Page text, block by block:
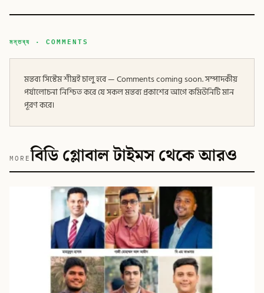
মন্তব্য · COMMENTS
মন্তব্য সিস্টেম শীঘ্রই চালু হবে — Comments coming soon. সম্পাদকীয়
পর্যালোচনা নিশ্চিত করে যে সকল মন্তব্য প্রকাশের আগে কমিউনিটি মান
পূরণ করে।
MOREবিডি গ্লোবাল টাইমস থেকে আরও